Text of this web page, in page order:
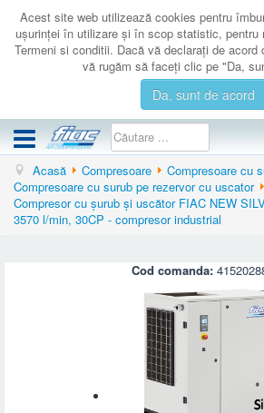
Acest site web utilizează cookies pentru
uşurinţei în utilizare şi în scop statistic, pentru
Termeni si conditii. Dacă vă declaraţi de acord
vă rugăm să faceţi clic pe "Da,
Da, sunt de acord
COMPRESOARE
ACCESORII
Acasă Compresoare
Compresoare cu
Compresoare cu surub pe rezervor cu uscator
Compresor cu șurub și uscător FIAC NEW
3570 l/min, 30CP - compresor industrial
Cod comanda: